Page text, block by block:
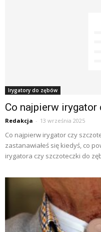
Irygatory do zębów
Co najpierw
Redakcja - 13 września 2025
Co najpierw irygator czy
zastanawiałeś się kiedyś, co
irygatora czy szczoteczki do